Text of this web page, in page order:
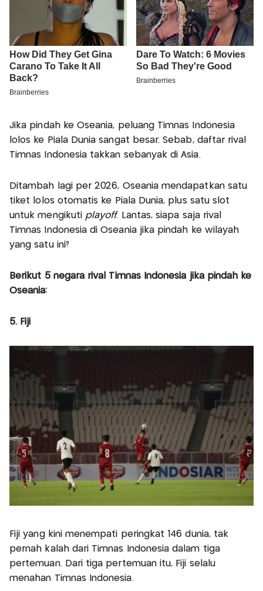
Jika pindah ke Oseania, peluang Timnas Indonesia
lolos ke Piala Dunia sangat besar. Sebab, daftar rival
Timnas Indonesia takkan sebanyak di Asia.
Ditambah lagi per 2026, Oseania mendapatkan satu
tiket lolos otomatis ke Piala Dunia, plus satu slot
untuk mengikuti playoff. Lantas, siapa saja rival
Timnas Indonesia di Oseania jika pindah ke wilayah
yang satu ini?
Berikut 5 negara rival Timnas Indonesia jika pindah ke
Oseania:
5. Fiji
Fiji yang kini menempati peringkat 146 dunia, tak
pernah kalah dari Timnas Indonesia dalam tiga
pertemuan. Dari tiga pertemuan itu, Fiji selalu
menahan Timnas Indonesia.